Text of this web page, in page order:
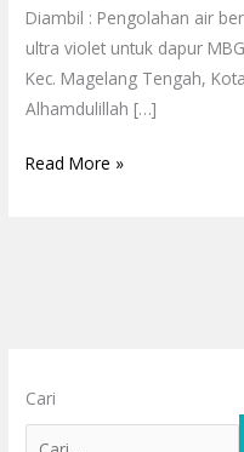
Diambil : Pengolahan air
ultra violet untuk dapur
Kec. Magelang Tengah,
Alhamdulillah […]
Read More »
Cari